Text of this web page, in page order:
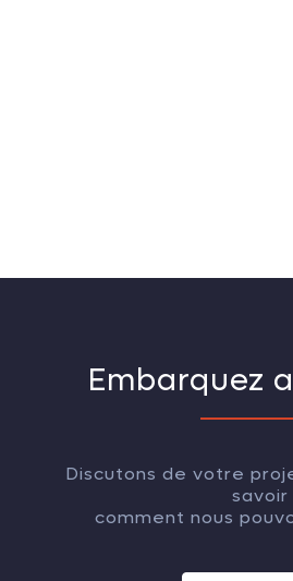
Embarquez
Discutons de votre
savoir
comment nous